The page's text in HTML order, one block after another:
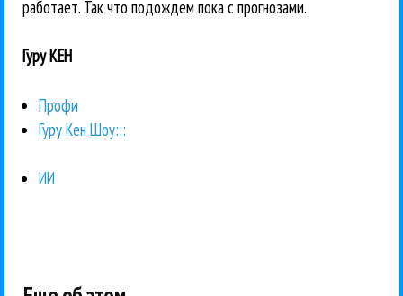
работает. Так что подождем пока с прогнозами.
Гуру КЕН
Профи
Гуру Кен Шоу:::
ИИ